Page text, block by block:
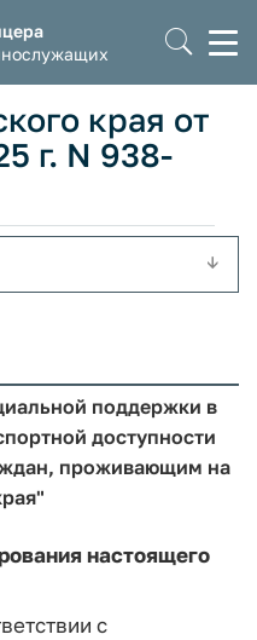
края от
г. N 938-
поддержки в
доступности
проживающим на
настоящего
с